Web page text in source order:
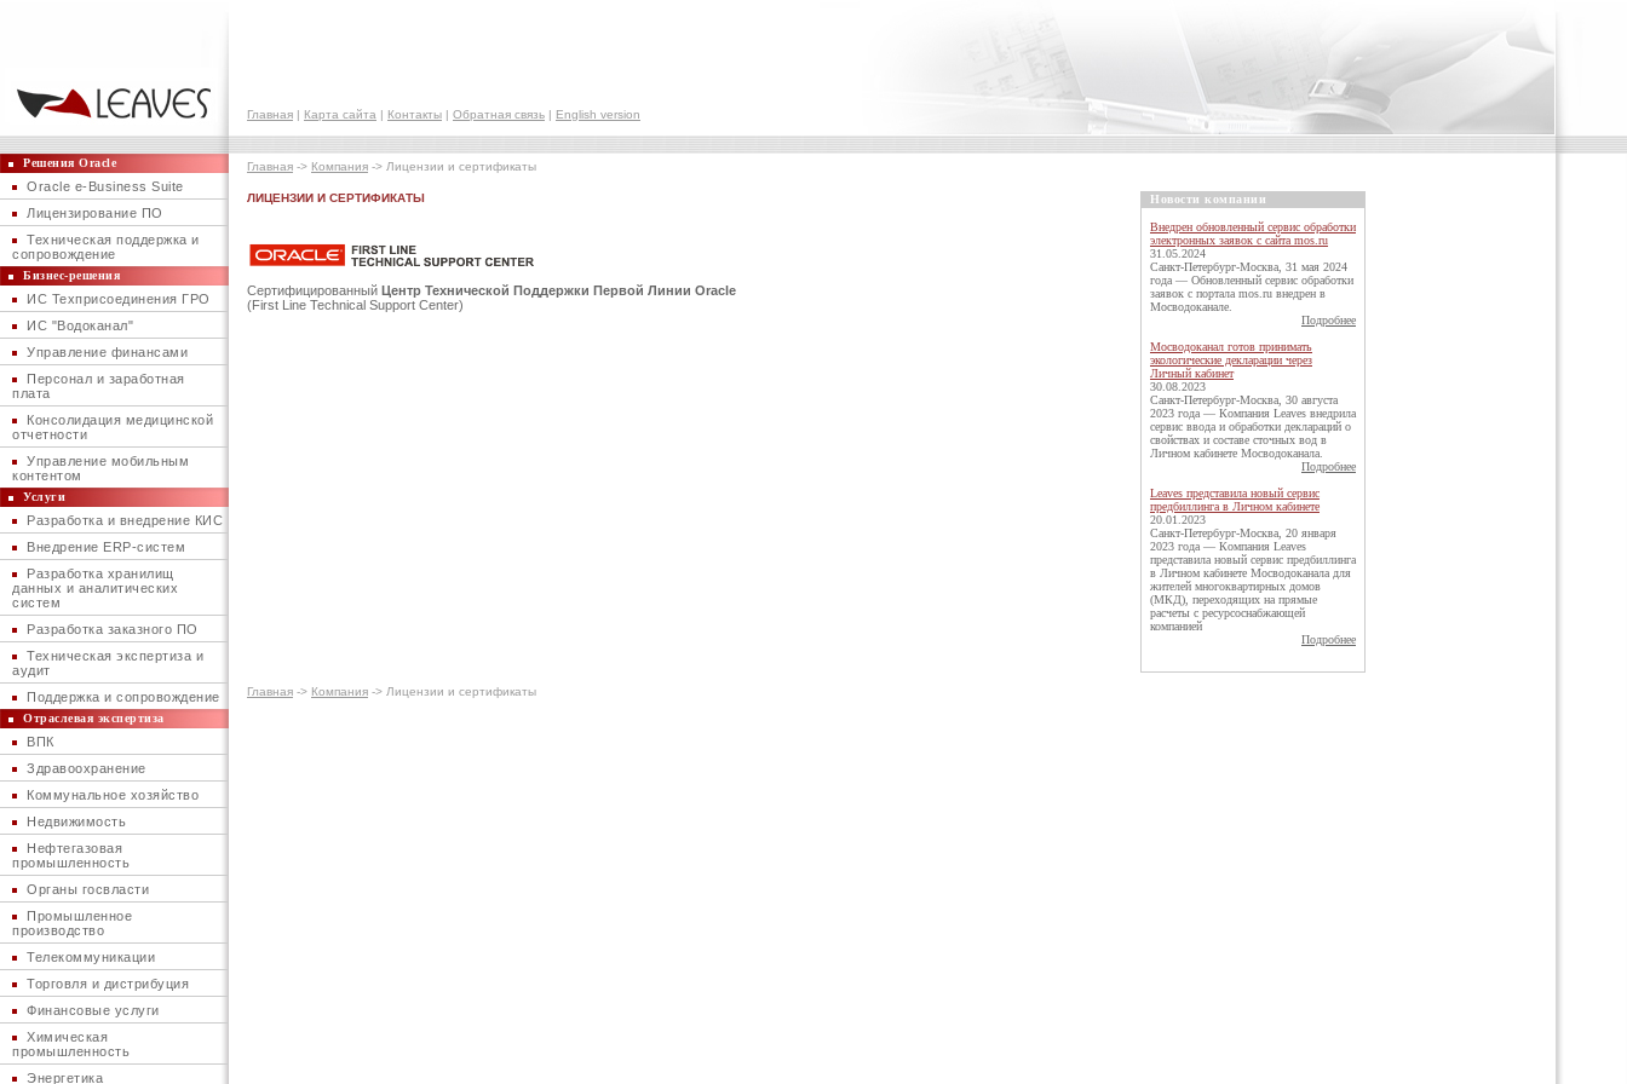
Главная | Карта сайта | Контакты | Обратная связь | English version
Решения Oracle
Oracle e-Business Suite
Лицензирование ПО
Техническая поддержка и
сопровождение
Бизнес-решения
ИС Техприсоединения ГРО
ИС "Водоканал"
Управление финансами
Персонал и заработная
плата
Консолидация медицинской
отчетности
Управление мобильным
контентом
Услуги
Разработка и внедрение КИС
Внедрение ERP-систем
Разработка хранилищ
данных и аналитических
систем
Разработка заказного ПО
Техническая экспертиза и
аудит
Поддержка и сопровождение
Отраслевая экспертиза
ВПК
Здравоохранение
Коммунальное хозяйство
Недвижимость
Нефтегазовая
промышленность
Органы госвласти
Промышленное
производство
Телекоммуникации
Торговля и дистрибуция
Финансовые услуги
Химическая
промышленность
Энергетика
Главная -> Компания -> Лицензии и сертификаты
ЛИЦЕНЗИИ И СЕРТИФИКАТЫ
Сертифицированный Центр Технической Поддержки Первой Линии Oracle
(First Line Technical Support Center)
Новости компании
Внедрен обновленный сервис обработки
электронных заявок с сайта mos.ru
31.05.2024
Санкт-Петербург-Москва, 31 мая 2024
года — Обновленный сервис обработки
заявок с портала mos.ru внедрен в
Мосводоканале.
Подробнее
Мосводоканал готов принимать
экологические декларации через
Личный кабинет
30.08.2023
Санкт-Петербург-Москва, 30 августа
2023 года — Компания Leaves внедрила
сервис ввода и обработки деклараций о
свойствах и составе сточных вод в
Личном кабинете Мосводоканала.
Подробнее
Leaves представила новый сервис
предбиллинга в Личном кабинете
20.01.2023
Санкт-Петербург-Москва, 20 января
2023 года — Компания Leaves
представила новый сервис предбиллинга
в Личном кабинете Мосводоканала для
жителей многоквартирных домов
(МКД), переходящих на прямые
расчеты с ресурсоснабжающей
компанией
Подробнее
Главная -> Компания -> Лицензии и сертификаты